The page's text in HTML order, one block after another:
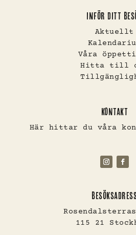
INFÖR DITT
Aktuellt
Våra
Hitta till
KONTAKT
Här hittar du våra
115 21